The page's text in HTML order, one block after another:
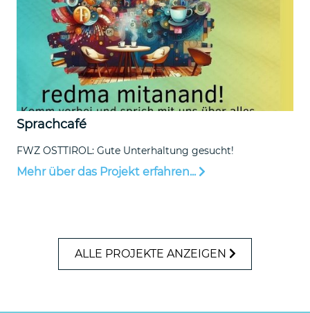
Sprachcafé
FWZ OSTTIROL: Gute Unterhaltung gesucht!
Mehr über das Projekt erfahren...
ALLE PROJEKTE ANZEIGEN